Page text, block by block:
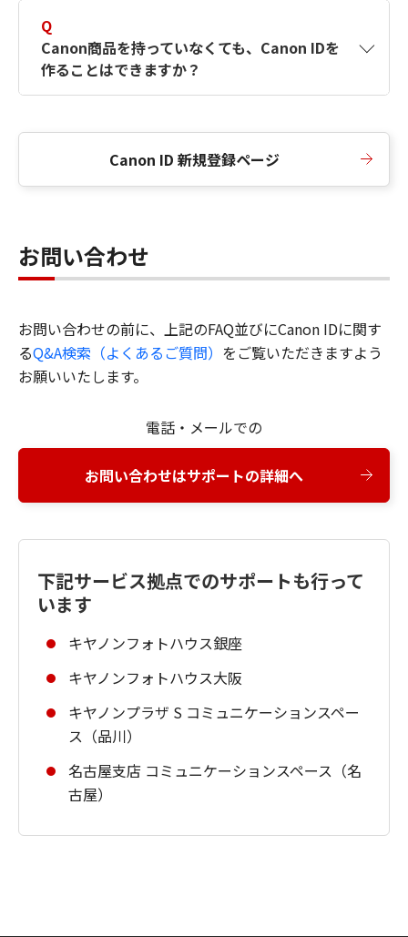
Q
Canon商品を持っていなくても、Canon IDを
作ることはできますか？
Canon ID 新規登録ページ
お問い合わせ
お問い合わせの前に、上記のFAQ並びにCanon IDに関す
るQ&A検索（よくあるご質問） をご覧いただきますよう
お願いいたします。
電話・メールでの
お問い合わせはサポートの詳細へ
下記サービス拠点でのサポートも行って
います
キヤノンフォトハウス銀座
キヤノンフォトハウス大阪
キヤノンプラザ S コミュニケーションスペー
ス（品川）
名古屋支店 コミュニケーションスペース（名
古屋）